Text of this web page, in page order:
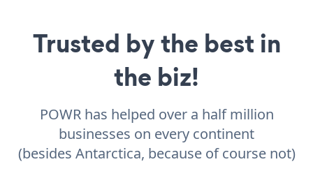
Trusted by the best in
the biz!
POWR has helped over a half million
businesses on every continent
(besides Antarctica, because of course not)